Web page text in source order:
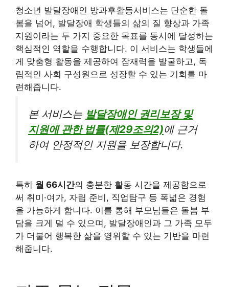
청소년 발달장애인 방과후활동서비스는 단순한 돌
봄을 넘어, 발달장애 학생들의 삶의 질 향상과 가족
지원이라는 두 가지 중요한 목표를 동시에 달성하는
핵심적인 역할을 수행합니다. 이 서비스는 학생들에
게 맞춤형 활동을 제공하여 잠재력을 발굴하고, 독
립적인 사회 구성원으로 성장할 수 있는 기회를 마
련해줍니다.
본 서비스는 발달장애인 권리보장 및
지원에 관한 법률(제29조의2)에 근거
하여 안정적인 지원을 보장합니다.
특히 월 66시간의 충분한 활동 시간을 제공함으로
써 취미·여가, 자립 준비, 직업탐구 등 폭넓은 경험
을 가능하게 합니다. 이를 통해 부모님들은 돌봄 부
담을 크게 덜 수 있으며, 발달장애인과 그 가족 모두
가 더불어 행복한 삶을 영위할 수 있는 기반을 마련
해줍니다.